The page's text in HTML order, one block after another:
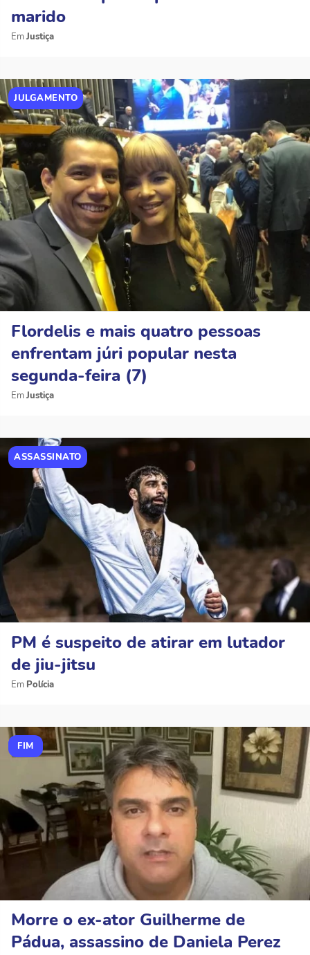
marido
Justiça
JULGAMENTO
Flordelis e mais quatro pessoas
enfrentam júri popular nesta
segunda-feira (7)
Justiça
ASSASSINATO
PM é suspeito de atirar em lutador
de jiu-jitsu
Polícia
FIM
Morre o ex-ator Guilherme de
Pádua, assassino de Daniela Perez